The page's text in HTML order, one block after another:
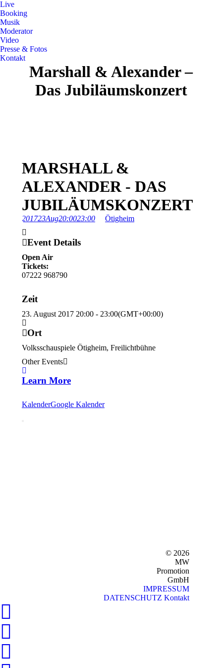
Live
Booking
Musik
Moderator
Video
Presse & Fotos
Kontakt
Marshall & Alexander –
Das Jubiläumskonzert
MARSHALL &
ALEXANDER - DAS
JUBILÄUMSKONZERT
201723Aug20:0023:00 Ötigheim
Event Details
Open Air
Tickets:
07222 968790
Zeit
23. August 2017 20:00 - 23:00(GMT+00:00)
Ort
Volksschauspiele Ötigheim, Freilichtbühne
Other Events
Learn More
KalenderGoogle Kalender
© 2026
MW
Promotion
GmbH
IMPRESSUM
DATENSCHUTZ Kontakt